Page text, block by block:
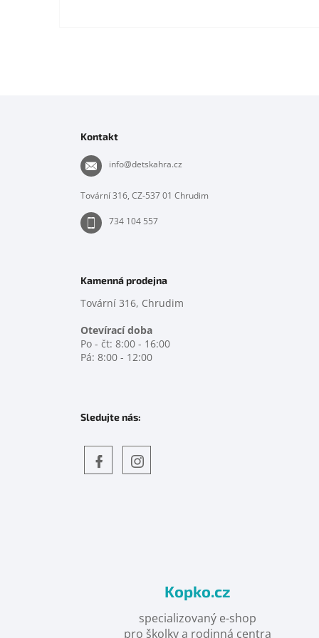
Kontakt
info@detskahra.cz
Tovární 316, CZ-537 01 Chrudim
734 104 557
Kamenná prodejna
Tovární 316, Chrudim
Otevírací doba
Po - čt: 8:00 - 16:00
Pá: 8:00 - 12:00
Sledujte nás:
Kopko.cz
specializovaný e-shop
pro školky a rodinná centra